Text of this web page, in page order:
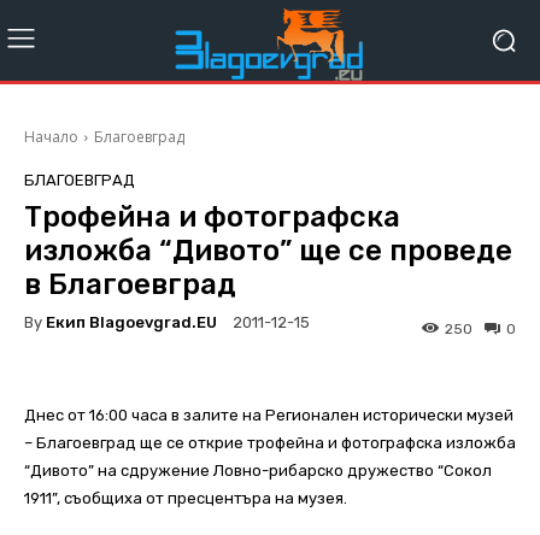
Начало Благоевград
БЛАГОЕВГРАД
Трофейна и фотографска
изложба “Дивото” ще се проведе
в Благоевград
By Екип Blagoevgrad.EU 2011-12-15 0
250
Днес от 16:00 часа в залите на Регионален исторически музей
– Благоевград ще се открие трофейна и фотографска изложба
“Дивото” на сдружение Ловно-рибарско дружество “Сокол
1911”, съобщиха от пресцентъра на музея.